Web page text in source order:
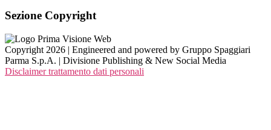
Sezione Copyright
Copyright 2026 | Engineered and powered by Gruppo Spaggiari
Parma S.p.A. | Divisione Publishing & New Social Media
Disclaimer trattamento dati personali